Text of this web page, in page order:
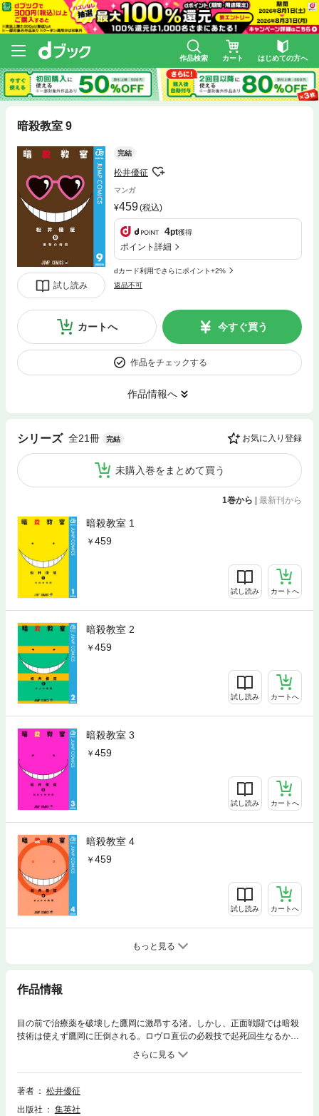
作品検索 カート はじめての方へ
暗殺教室 9
試し読み
完結
松井優征
マンガ
459(税込)
4pt獲得
ポイント詳細
dカード利用でさらにポイント+2%
返品不可
カートへ 今すぐ買う
作品をチェックする
作品情報へ
シリーズ 全21冊 完結 お気に入り登録
未購入巻をまとめて買う
1巻から 最新刊から
暗殺教室 1
459
試し読み カートへ
暗殺教室 2
459
試し読み カートへ
暗殺教室 3
459
試し読み カートへ
暗殺教室 4
459
試し読み カートへ
もっと見る
作品情報
目の前で治療薬を破壊した鷹岡に激昂する渚。しかし、正面戦闘では暗殺
技術は使えず鷹岡に圧倒される。ロヴロ直伝の必殺技で起死回生なるか─
著者
松井優征
出版社
集英社